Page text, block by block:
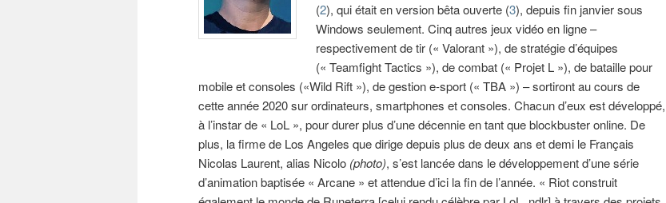
(2), qui était en version bêta ouverte (3), depuis fin janvier sous
Windows seulement. Cinq autres jeux vidéo en ligne –
respectivement de tir (« Valorant »), de stratégie d’équipes
(« Teamfight Tactics »), de combat (« Projet L »), de bataille pour
mobile et consoles («Wild Rift »), de gestion e-sport (« TBA ») – sortiront au cours de
cette année 2020 sur ordinateurs, smartphones et consoles. Chacun d’eux est développé,
à l’instar de « LoL », pour durer plus d’une décennie en tant que blockbuster online. De
plus, la firme de Los Angeles que dirige depuis plus de deux ans et demi le Français
Nicolas Laurent, alias Nicolo (photo), s’est lancée dans le développement d’une série
d’animation baptisée « Arcane » et attendue d’ici la fin de l’année. « Riot construit